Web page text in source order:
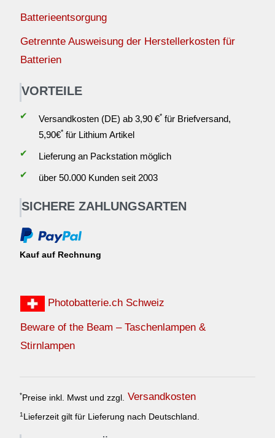
Batterieentsorgung
Getrennte Ausweisung der Herstellerkosten für
Batterien
VORTEILE
✔ Versandkosten (DE) ab 3,90 €*für Briefversand,
5,90€*für Lithium Artikel
✔
Lieferung an Packstation möglich
✔
über 50.000 Kunden seit 2003
SICHERE ZAHLUNGSARTEN
Kauf auf Rechnung
Photobatterie.ch Schweiz
Beware of the Beam – Taschenlampen &
Stirnlampen
*Preise inkl. Mwst und zzgl. Versandkosten
1 Lieferzeit gilt für Lieferung nach Deutschland.